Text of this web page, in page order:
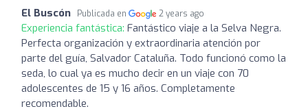
El Buscón Publicada en 2 years ago
Experiencia fantástica: Fantástico viaje a la Selva Negra.
Perfecta organización y extraordinaria atención por
parte del guía, Salvador Cataluña. Todo funcionó como la
seda, lo cual ya es mucho decir en un viaje con 70
adolescentes de 15 y 16 años. Completamente
recomendable.